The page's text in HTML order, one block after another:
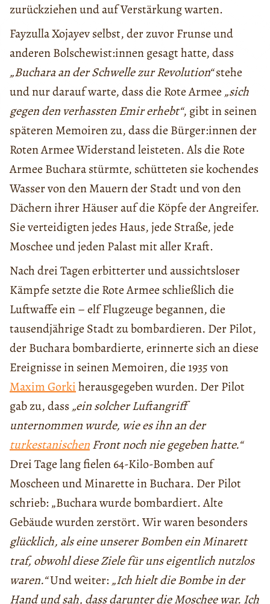
zurückziehen und auf Verstärkung warten.
Fayzulla Xojayev selbst, der zuvor Frunse und
anderen Bolschewist:innen gesagt hatte, dass
„Buchara an der Schwelle zur Revolution“stehe
und nur darauf warte, dass die Rote Armee „sich
gegen den verhassten Emir erhebt“, gibt in seinen
späteren Memoiren zu, dass die Bürger:innen der
Roten Armee Widerstand leisteten. Als die Rote
Armee Buchara stürmte, schütteten sie kochendes
Wasser von den Mauern der Stadt und von den
Dächern ihrer Häuser auf die Köpfe der Angreifer.
Sie verteidigten jedes Haus, jede Straße, jede
Moschee und jeden Palast mit aller Kraft.
Nach drei Tagen erbitterter und aussichtsloser
Kämpfe setzte die Rote Armee schließlich die
Luftwaffe ein – elf Flugzeuge begannen, die
tausendjährige Stadt zu bombardieren. Der Pilot,
der Buchara bombardierte, erinnerte sich an diese
Ereignisse in seinen Memoiren, die 1935 von
Maxim Gorkiherausgegeben wurden. Der Pilot
gab zu, dass „ein solcher Luftangriff
unternommen wurde, wie es ihn an der
turkestanischenFront noch nie gegeben hatte.“
Drei Tage lang fielen 64-Kilo-Bomben auf
Moscheen und Minarette in Buchara. Der Pilot
schrieb: „Buchara wurde bombardiert. Alte
Gebäude wurden zerstört. Wir waren besonders
glücklich, als eine unserer Bomben ein Minarett
traf, obwohl diese Ziele für uns eigentlich nutzlos
waren.“Und weiter: „Ich hielt die Bombe in der
Hand und sah, dass darunter die Moschee war. Ich